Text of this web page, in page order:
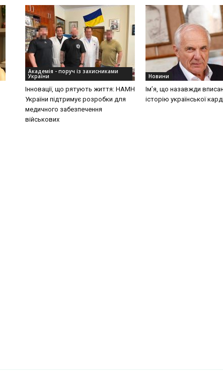
Академія - поруч із захисниками
України
Інновації, що рятують життя: НАМН
України підтримує розробки для
медичного забезпечення
військових
Новини
Ім’я, що назавжди
історію української